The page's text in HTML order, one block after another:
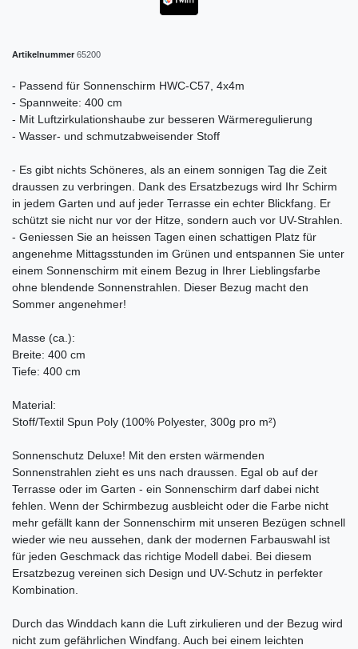
Artikelnummer 65200
- Passend für Sonnenschirm HWC-C57, 4x4m
- Spannweite: 400 cm
- Mit Luftzirkulationshaube zur besseren Wärmeregulierung
- Wasser- und schmutzabweisender Stoff
- Es gibt nichts Schöneres, als an einem sonnigen Tag die Zeit
draussen zu verbringen. Dank des Ersatzbezugs wird Ihr Schirm
in jedem Garten und auf jeder Terrasse ein echter Blickfang. Er
schützt sie nicht nur vor der Hitze, sondern auch vor UV-Strahlen.
- Geniessen Sie an heissen Tagen einen schattigen Platz für
angenehme Mittagsstunden im Grünen und entspannen Sie unter
einem Sonnenschirm mit einem Bezug in Ihrer Lieblingsfarbe
ohne blendende Sonnenstrahlen. Dieser Bezug macht den
Sommer angenehmer!
Masse (ca.):
Breite: 400 cm
Tiefe: 400 cm
Material:
Stoff/Textil Spun Poly (100% Polyester, 300g pro m²)
Sonnenschutz Deluxe! Mit den ersten wärmenden
Sonnenstrahlen zieht es uns nach draussen. Egal ob auf der
Terrasse oder im Garten - ein Sonnenschirm darf dabei nicht
fehlen. Wenn der Schirmbezug ausbleicht oder die Farbe nicht
mehr gefällt kann der Sonnenschirm mit unseren Bezügen schnell
wieder wie neu aussehen, dank der modernen Farbauswahl ist
für jeden Geschmack das richtige Modell dabei. Bei diesem
Ersatzbezug vereinen sich Design und UV-Schutz in perfekter
Kombination.
Durch das Winddach kann die Luft zirkulieren und der Bezug wird
nicht zum gefährlichen Windfang. Auch bei einem leichten